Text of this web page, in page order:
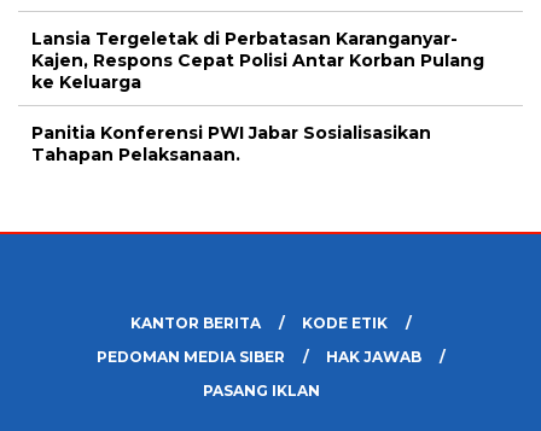
Lansia Tergeletak di Perbatasan Karanganyar-
Kajen, Respons Cepat Polisi Antar Korban Pulang
ke Keluarga
Panitia Konferensi PWI Jabar Sosialisasikan
Tahapan Pelaksanaan.
KANTOR BERITA
KODE ETIK
PEDOMAN MEDIA SIBER
HAK JAWAB
PASANG IKLAN